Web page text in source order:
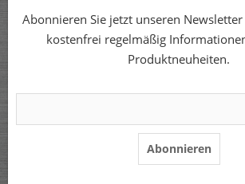
Abonnieren Sie jetzt unseren
kostenfrei regelmäßig
Produktneuheiten.
Abonnieren